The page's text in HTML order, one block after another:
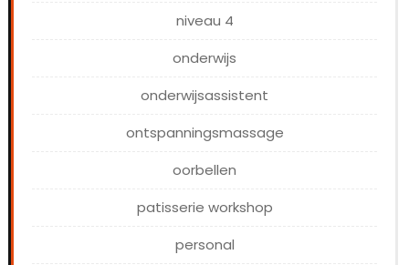
niveau 4
onderwijs
onderwijsassistent
ontspanningsmassage
oorbellen
patisserie workshop
personal